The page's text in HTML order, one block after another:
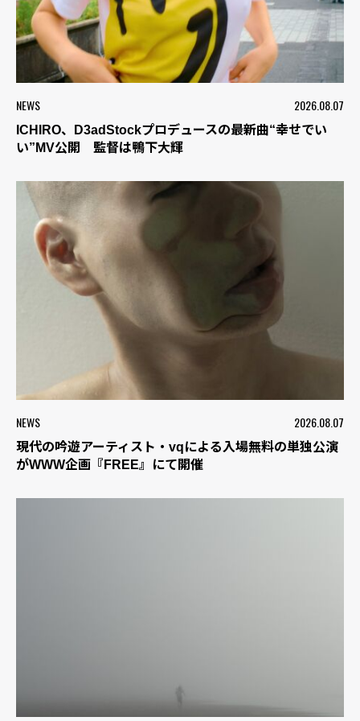
NEWS 2026.08.07
ICHIRO、D3adStockプロデュースの最新曲“幸せでい
い”MV公開 監督は鴨下大輝
NEWS 2026.08.07
現代の吟遊アーティスト・vqによる入場無料の単独公演
がWWW企画『FREE』にて開催